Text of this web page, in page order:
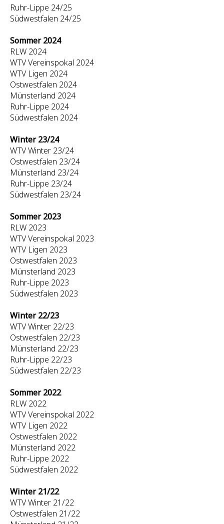
Ruhr-Lippe 24/25
Südwestfalen 24/25
Sommer 2024
RLW 2024
WTV Vereinspokal 2024
WTV Ligen 2024
Ostwestfalen 2024
Münsterland 2024
Ruhr-Lippe 2024
Südwestfalen 2024
Winter 23/24
WTV Winter 23/24
Ostwestfalen 23/24
Münsterland 23/24
Ruhr-Lippe 23/24
Südwestfalen 23/24
Sommer 2023
RLW 2023
WTV Vereinspokal 2023
WTV Ligen 2023
Ostwestfalen 2023
Münsterland 2023
Ruhr-Lippe 2023
Südwestfalen 2023
Winter 22/23
WTV Winter 22/23
Ostwestfalen 22/23
Münsterland 22/23
Ruhr-Lippe 22/23
Südwestfalen 22/23
Sommer 2022
RLW 2022
WTV Vereinspokal 2022
WTV Ligen 2022
Ostwestfalen 2022
Münsterland 2022
Ruhr-Lippe 2022
Südwestfalen 2022
Winter 21/22
WTV Winter 21/22
Ostwestfalen 21/22